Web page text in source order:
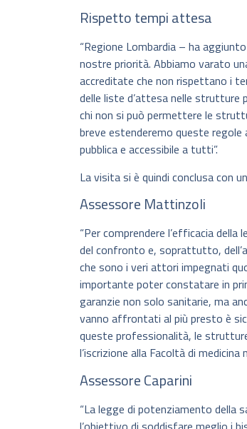
Rispetto tempi attesa
“Regione Lombardia – ha
nostre priorità. Abbiamo varato
accreditate che non rispettano i
delle liste d’attesa nelle strutture
chi non si può permettere le
breve estenderemo queste
pubblica e accessibile a tutti”.
La visita si è quindi conclusa con
Assessore Mattinzoli
“Per comprendere l’efficacia
del confronto e, soprattutto,
che sono i veri attori impegnati
importante poter constatare in
garanzie non solo sanitarie, ma
vanno affrontati al più presto è
queste professionalità, le
l’iscrizione alla Facoltà di
Assessore Caparini
“La legge di potenziamento della